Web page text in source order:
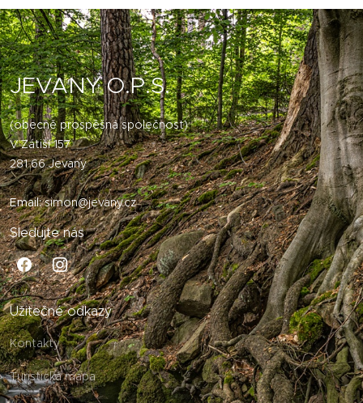
JEVANY O.P.S.
(obecně prospěšná společnost)
V Zátiší 157
281 66 Jevany
Email:simon@jevany.cz
Sledujte nás
Užitečné odkazy
Kontakty
Turistická mapa